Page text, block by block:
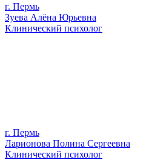
г. Пермь
Зуева Алёна Юрьевна
Клинический психолог
г. Пермь
Ларионова Полина Сергеевна
Клинический психолог